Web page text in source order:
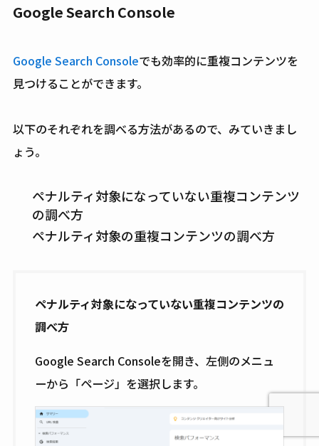
Google Search Console
Google Search Consoleでも効率的に重複コンテンツを
見つけることができます。
以下のそれぞれを調べる方法があるので、みていきまし
ょう。
ペナルティ対象になっていない重複コンテンツ
の調べ方
ペナルティ対象の重複コンテンツの調べ方
ペナルティ対象になっていない重複コンテンツの
調べ方
Google Search Consoleを開き、左側のメニュ
ーから「ページ」を選択します。